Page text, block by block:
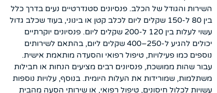
השירות והגודל של הכלב. פנסיונים סטנדרטיים נעים בדרך כלל
בין 80 ל-150 שקלים ליום לכלב קטן או בינוני, בעוד שכלב גדול
עשוי לעלות בין 120 ל-200 שקלים ליום. פנסיונים יוקרתיים
יכולים להגיע ל-250–400 שקלים ליום, בהתאם לשירותים
נוספים כמו פעילויות, טיפול רפואי והסעדה מותאמת אישית.
עבור שהות ממושכת, פנסיונים רבים מציעים הנחות או חבילות
משתלמות, שמורידות את העלות היומית. בנוסף, עלויות נוספות
עשויות לכלול חיסונים, טיפול רפואי, או שירותי הסעה מהבית